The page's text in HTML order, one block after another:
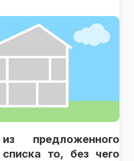
предложенного
то, без чего